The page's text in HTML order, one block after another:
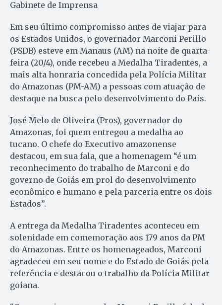
Gabinete de Imprensa
Em seu último compromisso antes de viajar para
os Estados Unidos, o governador Marconi Perillo
(PSDB) esteve em Manaus (AM) na noite de quarta-
feira (20/4), onde recebeu a Medalha Tiradentes, a
mais alta honraria concedida pela Polícia Militar
do Amazonas (PM-AM) a pessoas com atuação de
destaque na busca pelo desenvolvimento do País.
José Melo de Oliveira (Pros), governador do
Amazonas, foi quem entregou a medalha ao
tucano. O chefe do Executivo amazonense
destacou, em sua fala, que a homenagem “é um
reconhecimento do trabalho de Marconi e do
governo de Goiás em prol do desenvolvimento
econômico e humano e pela parceria entre os dois
Estados”.
A entrega da Medalha Tiradentes aconteceu em
solenidade em comemoração aos 179 anos da PM
do Amazonas. Entre os homenageados, Marconi
agradeceu em seu nome e do Estado de Goiás pela
referência e destacou o trabalho da Polícia Militar
goiana.